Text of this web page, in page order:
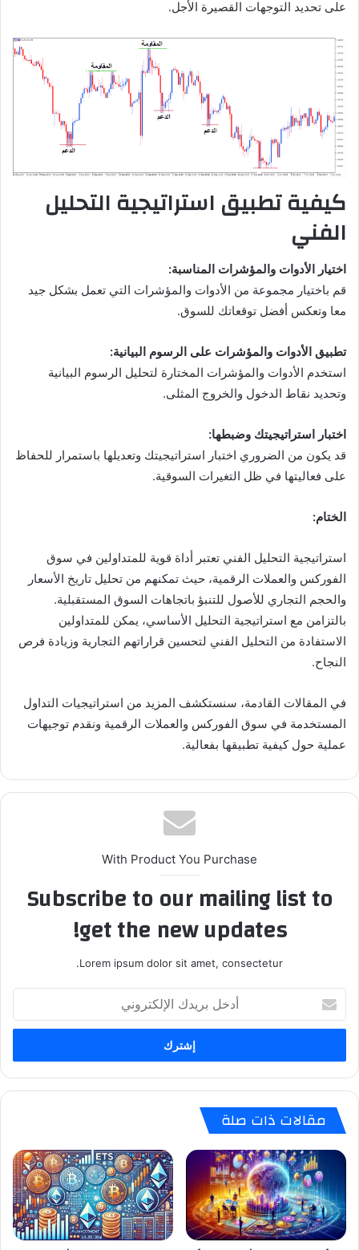
على تحديد التوجهات القصيرة الأجل.
كيفية تطبيق استراتيجية التحليل
الفني
اختيار الأدوات والمؤشرات المناسبة:
قم باختيار مجموعة من الأدوات والمؤشرات التي تعمل بشكل جيد
معا وتعكس أفضل توقعاتك للسوق.
تطبيق الأدوات والمؤشرات على الرسوم البيانية:
استخدم الأدوات والمؤشرات المختارة لتحليل الرسوم البيانية
وتحديد نقاط الدخول والخروج المثلى.
اختبار استراتيجيتك وضبطها:
قد يكون من الضروري اختبار استراتيجيتك وتعديلها باستمرار للحفاظ
على فعاليتها في ظل التغيرات السوقية.
الختام:
استراتيجية التحليل الفني تعتبر أداة قوية للمتداولين في سوق
الفوركس والعملات الرقمية، حيث تمكنهم من تحليل تاريخ الأسعار
والحجم التجاري للأصول للتنبؤ باتجاهات السوق المستقبلية.
بالتزامن مع استراتيجية التحليل الأساسي، يمكن للمتداولين
الاستفادة من التحليل الفني لتحسين قراراتهم التجارية وزيادة فرص
النجاح.
في المقالات القادمة، سنستكشف المزيد من استراتيجيات التداول
المستخدمة في سوق الفوركس والعملات الرقمية ونقدم توجيهات
عملية حول كيفية تطبيقها بفعالية.
With Product You Purchase
Subscribe to our mailing list to
get the new updates!
Lorem ipsum dolor sit amet, consectetur.
بريدك
الإلكتروني
مقالات ذات صلة